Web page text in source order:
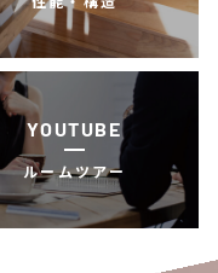
YOUTUBE
ルームツアー